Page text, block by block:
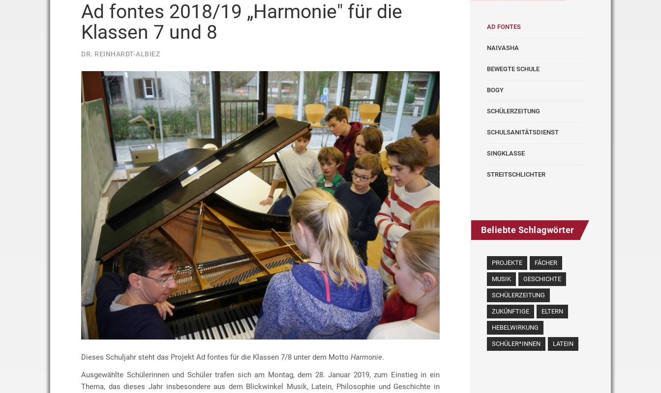
Ad fontes 2018/19 „Harmonie" für die
Klassen 7 und 8
DR. REINHARDT-ALBIEZ
Dieses Schuljahr steht das Projekt Ad fontes für die Klassen 7/8 unter dem MottoHarmonie.
Ausgewählte Schülerinnen und Schüler trafen sich am Montag, dem 28. Januar 2019, zum Einstieg in ein
Thema, das dieses Jahr insbesondere aus dem Blickwinkel Musik, Latein, Philosophie und Geschichte in
AD FONTES
NAIVASHA
BEWEGTE SCHULE
BOGY
SCHÜLERZEITUNG
SCHULSANITÄTSDIENST
SINGKLASSE
STREITSCHLICHTER
Beliebte Schlagwörter
PROJEKTE FÄCHER
MUSIK GESCHICHTE
SCHÜLERZEITUNG
ZUKÜNFTIGE ELTERN
HEBELWIRKUNG
SCHÜLER*INNEN LATEIN